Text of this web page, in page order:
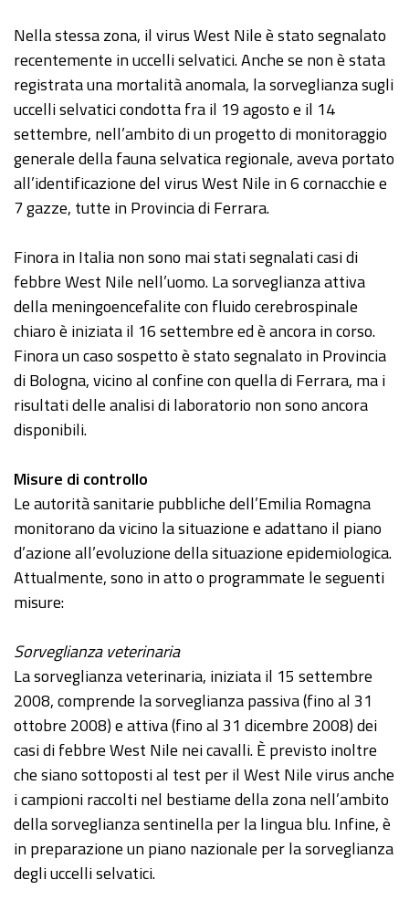
Nella stessa zona, il virus West Nile è stato segnalato
recentemente in uccelli selvatici. Anche se non è stata
registrata una mortalità anomala, la sorveglianza sugli
uccelli selvatici condotta fra il 19 agosto e il 14
settembre, nell’ambito di un progetto di monitoraggio
generale della fauna selvatica regionale, aveva portato
all’identificazione del virus West Nile in 6 cornacchie e
7 gazze, tutte in Provincia di Ferrara.
Finora in Italia non sono mai stati segnalati casi di
febbre West Nile nell’uomo. La sorveglianza attiva
della meningoencefalite con fluido cerebrospinale
chiaro è iniziata il 16 settembre ed è ancora in corso.
Finora un caso sospetto è stato segnalato in Provincia
di Bologna, vicino al confine con quella di Ferrara, ma i
risultati delle analisi di laboratorio non sono ancora
disponibili.
Misure di controllo
Le autorità sanitarie pubbliche dell’Emilia Romagna
monitorano da vicino la situazione e adattano il piano
d’azione all’evoluzione della situazione epidemiologica.
Attualmente, sono in atto o programmate le seguenti
misure:
Sorveglianza veterinaria
La sorveglianza veterinaria, iniziata il 15 settembre
2008, comprende la sorveglianza passiva (fino al 31
ottobre 2008) e attiva (fino al 31 dicembre 2008) dei
casi di febbre West Nile nei cavalli. È previsto inoltre
che siano sottoposti al test per il West Nile virus anche
i campioni raccolti nel bestiame della zona nell’ambito
della sorveglianza sentinella per la lingua blu. Infine, è
in preparazione un piano nazionale per la sorveglianza
degli uccelli selvatici.